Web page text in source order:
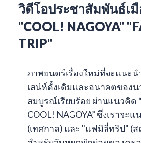
วิดีโอประชาสัมพันธ์เมื
"COOL! NAGOYA"
TRIP"
ภาพยนตร์เรื่องใหม่ที่จะแนะ
เสน่ห์ดั้งเดิมและอนาคตของน
สมบูรณ์เรียบร้อย ผ่านแนวคิด “
COOL! NAGOYA” ซึ่งเราจะ
(เทศกาล) และ "แฟมิลี่ทริป" (